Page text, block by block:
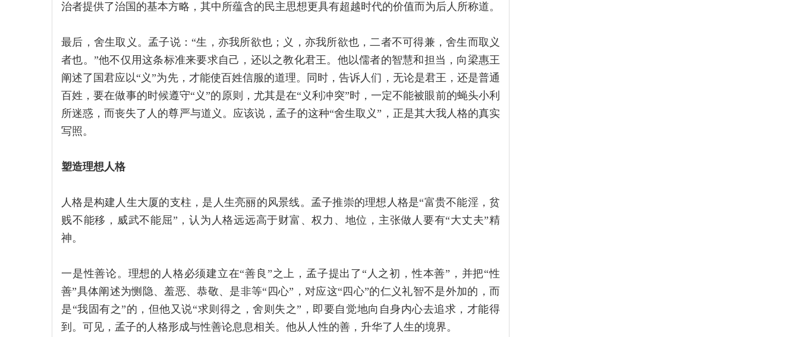
治者提供了治国的基本方略，其中所蕴含的民主思想更具有超越时代的价值而为后人所称道。
最后，舍生取义。孟子说：“生，亦我所欲也；义，亦我所欲也，二者不可得兼，舍生而取义
者也。”他不仅用这条标准来要求自己，还以之教化君王。他以儒者的智慧和担当，向梁惠王
阐述了国君应以“义”为先，才能使百姓信服的道理。同时，告诉人们，无论是君王，还是普通
百姓，要在做事的时候遵守“义”的原则，尤其是在“义利冲突”时，一定不能被眼前的蝇头小利
所迷惑，而丧失了人的尊严与道义。应该说，孟子的这种“舍生取义”，正是其大我人格的真实
写照。
塑造理想人格
人格是构建人生大厦的支柱，是人生亮丽的风景线。孟子推崇的理想人格是“富贵不能淫，贫
贱不能移，威武不能屈”，认为人格远远高于财富、权力、地位，主张做人要有“大丈夫”精
神。
一是性善论。理想的人格必须建立在“善良”之上，孟子提出了“人之初，性本善”，并把“性
善”具体阐述为恻隐、羞恶、恭敬、是非等“四心”，对应这“四心”的仁义礼智不是外加的，而
是“我固有之”的，但他又说“求则得之，舍则失之”，即要自觉地向自身内心去追求，才能得
到。可见，孟子的人格形成与性善论息息相关。他从人性的善，升华了人生的境界。